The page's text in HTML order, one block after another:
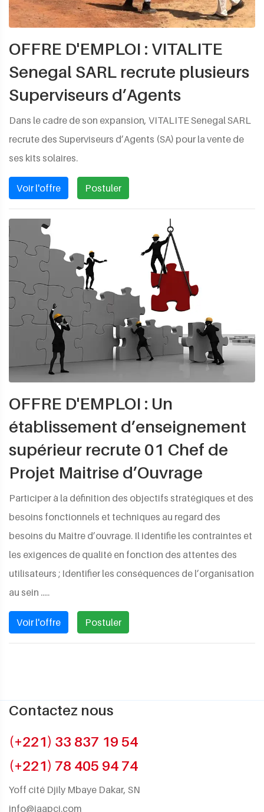
OFFRE D'EMPLOI : VITALITE
Senegal SARL recrute plusieurs
Superviseurs d’Agents
Dans le cadre de son expansion, VITALITE Senegal SARL
recrute des Superviseurs d’Agents (SA) pour la vente de
ses kits solaires.
Voir l'offre Postuler
OFFRE D'EMPLOI : Un
établissement d’enseignement
supérieur recrute 01 Chef de
Projet Maitrise d’Ouvrage
Participer à la définition des objectifs stratégiques et des
besoins fonctionnels et techniques au regard des
besoins du Maître d’ouvrage. Il identifie les contraintes et
les exigences de qualité en fonction des attentes des
utilisateurs ; Identifier les conséquences de l’organisation
au sein .....
Voir l'offre Postuler
Contactez nous
(+221) 33 837 19 54
(+221) 78 405 94 74
Yoff cité Djily Mbaye Dakar, SN
info@jaapci.com